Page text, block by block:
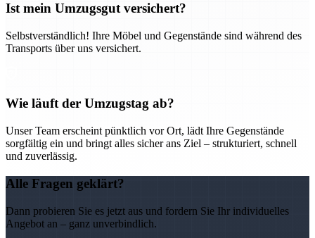
Ist mein Umzugsgut versichert?
Selbstverständlich! Ihre Möbel und Gegenstände sind während des
Transports über uns versichert.
Wie läuft der Umzugstag ab?
Unser Team erscheint pünktlich vor Ort, lädt Ihre Gegenstände
sorgfältig ein und bringt alles sicher ans Ziel – strukturiert, schnell
und zuverlässig.
Alle Fragen geklärt?
Dann probieren Sie es jetzt aus und fordern Sie Ihr individuelles
Angebot an – ganz unverbindlich.